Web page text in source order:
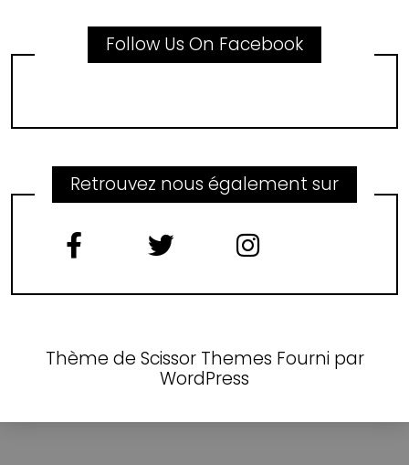
Follow Us On Facebook
Retrouvez nous également sur
Thème de Scissor Themes Fourni par
WordPress